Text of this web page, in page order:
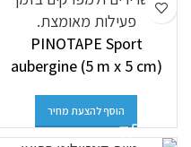
PINOTAPE Sport
aubergine (5 m x 5 cm)
הוסף להצעת מחיר